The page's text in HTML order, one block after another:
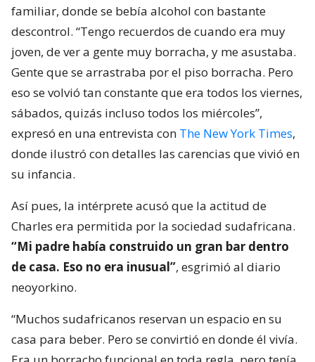
familiar, donde se bebía alcohol con bastante
descontrol. “Tengo recuerdos de cuando era muy
joven, de ver a gente muy borracha, y me asustaba.
Gente que se arrastraba por el piso borracha. Pero
eso se volvió tan constante que era todos los viernes,
sábados, quizás incluso todos los miércoles”,
expresó en una entrevista con The New York Times,
donde ilustró con detalles las carencias que vivió en
su infancia.
Así pues, la intérprete acusó que la actitud de
Charles era permitida por la sociedad sudafricana.
“Mi padre había construido un gran bar dentro
de casa. Eso no era inusual”, esgrimió al diario
neoyorkino.
“Muchos sudafricanos reservan un espacio en su
casa para beber. Pero se convirtió en donde él vivía.